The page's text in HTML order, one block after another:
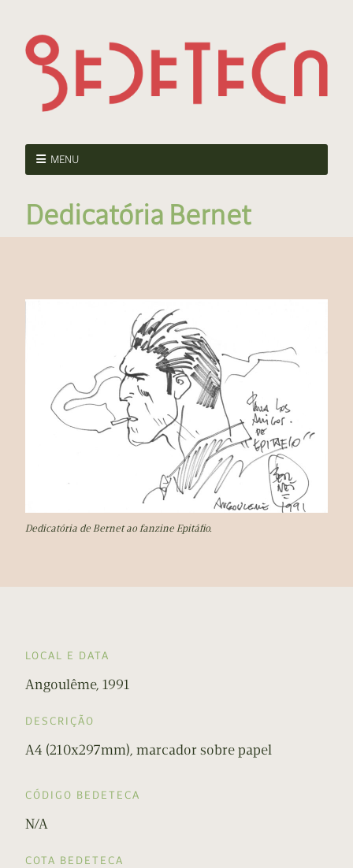
MENU
Dedicatória Bernet
Dedicatória de Bernet ao fanzine Epitáfio.
LOCAL E DATA
Angoulême, 1991
DESCRIÇÃO
A4 (210x297mm), marcador sobre papel
CÓDIGO BEDETECA
N/A
COTA BEDETECA